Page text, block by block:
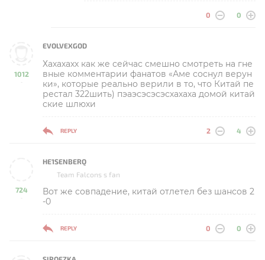
0 0
1012
-
EVOLVEXGOD
Хахахахх как же сейчас смешно смотреть на гне
вные комментарии фанатов «Аме соснул верун
ки», которые реально верили в то, что Китай пе
рестал 322шить) пэаэсэсэсэсхахаха домой китай
ские шлюхи
REPLY 2 4
724
-
HE1SENBERQ
Team Falcons s fan
Вот же совпадение, китай отлетел без шансов 2
-0
REPLY 0 0